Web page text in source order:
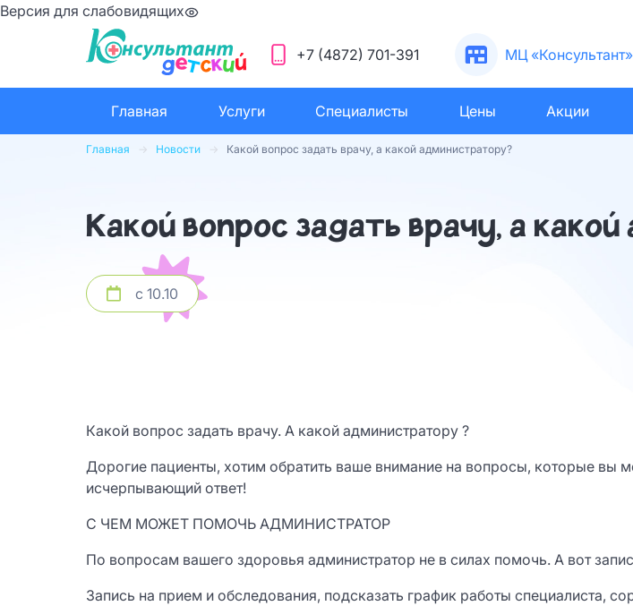
Версия для слабовидящих
+7 (4872) 701-391 МЦ «Консультант»
Главная Услуги Специалисты Цены Акции
Главная Новости Какой вопрос задать врачу, а какой администратору?
Какой вопрос задать врачу, а
с 10.10
Какой вопрос задать врачу. А какой администратору ?
Дорогие пациенты, хотим обратить ваше внимание на вопросы, которые вы
исчерпывающий ответ!
С ЧЕМ МОЖЕТ ПОМОЧЬ АДМИНИСТРАТОР
По вопросам вашего здоровья администратор не в силах помочь. А вот
Запись на прием и обследования, подсказать график работы специалиста,